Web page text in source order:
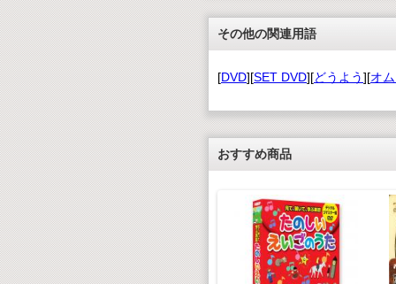
その他の関連用語
[DVD][SET DVD][どうよう][オ
おすすめ商品